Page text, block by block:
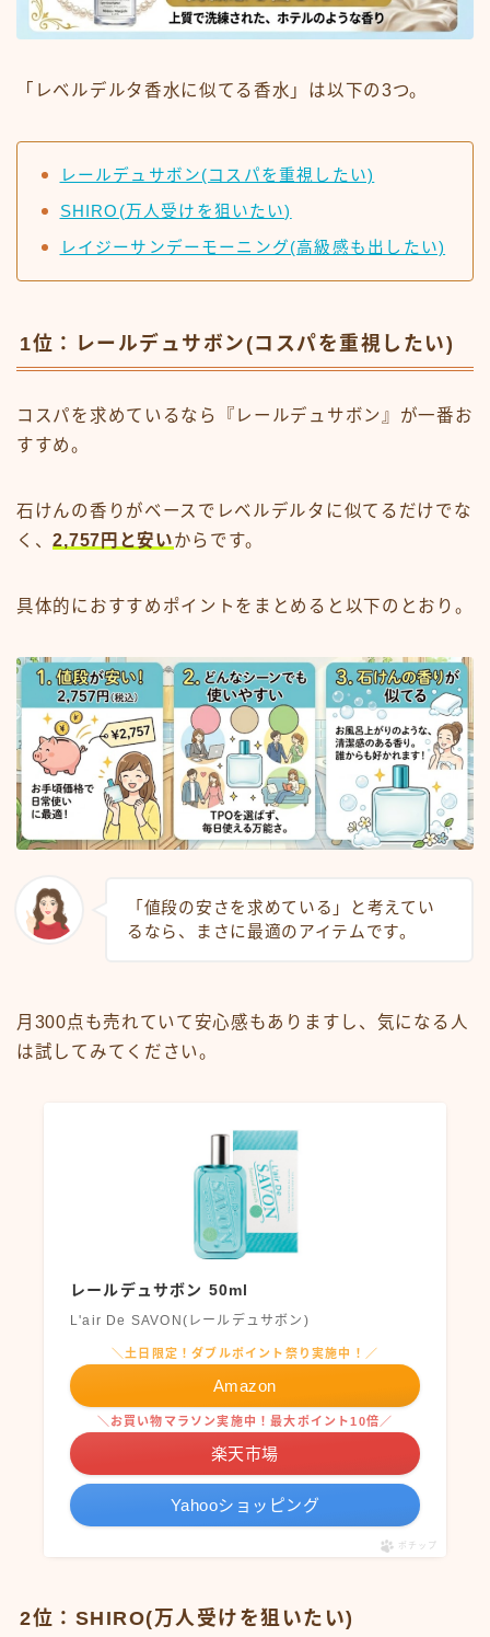
「レベルデルタ香水に似てる香水」は以下の3つ。
レールデュサボン(コスパを重視したい)
SHIRO(万人受けを狙いたい)
レイジーサンデーモーニング(高級感も出したい)
1位：レールデュサボン(コスパを重視したい)
コスパを求めているなら『レールデュサボン』が一番お
すすめ。
石けんの香りがベースでレベルデルタに似てるだけでな
く、2,757円と安いからです。
具体的におすすめポイントをまとめると以下のとおり。
「値段の安さを求めている」と考えてい
るなら、まさに最適のアイテムです。
月300点も売れていて安心感もありますし、気になる人
は試してみてください。
レールデュサボン 50ml
L'air De SAVON(レールデュサボン)
＼土日限定！ダブルポイント祭り実施中！／
Amazon
＼お買い物マラソン実施中！最大ポイント10倍／
楽天市場
Yahooショッピング
ポチップ
2位：SHIRO(万人受けを狙いたい)